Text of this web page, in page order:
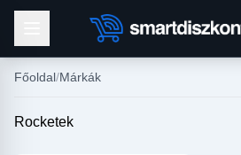
Főoldal Márkák
Rocketek